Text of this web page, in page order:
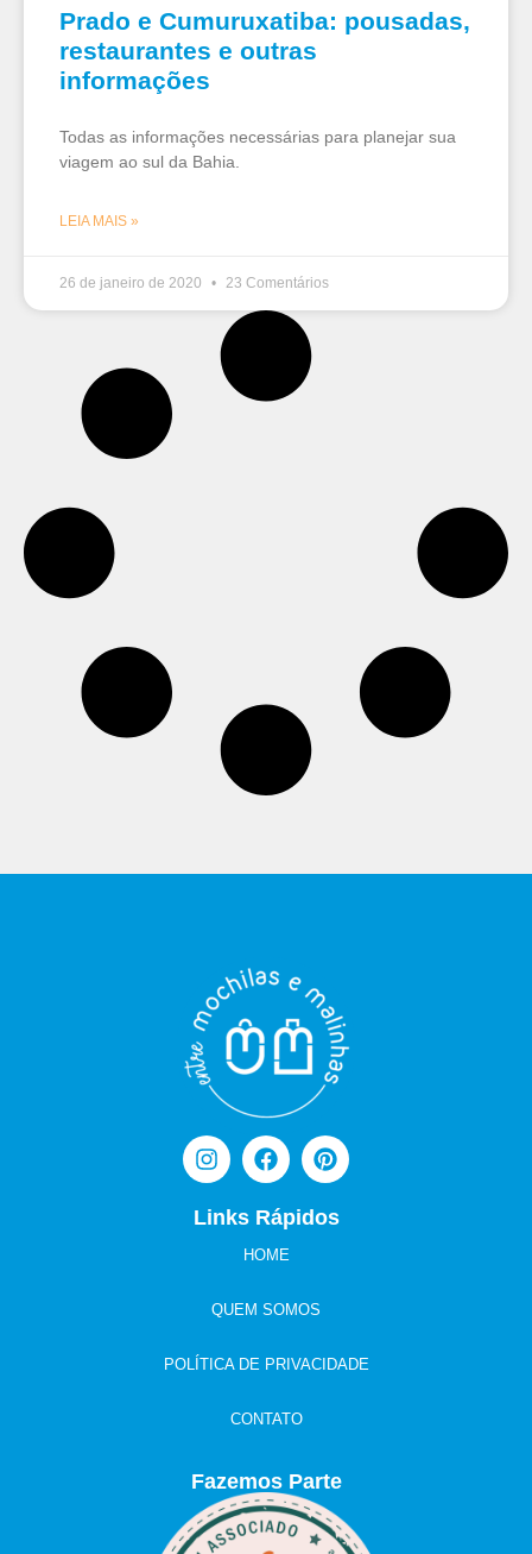
Prado e Cumuruxatiba: pousadas,
restaurantes e outras
informações
Todas as informações necessárias para planejar sua
viagem ao sul da Bahia.
LEIA MAIS »
26 de janeiro de 2020 23 Comentários
Links Rápidos
HOME
QUEM SOMOS
POLÍTICA DE PRIVACIDADE
CONTATO
Fazemos Parte